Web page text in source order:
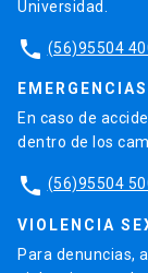
Universidad.
phone (56)95504
En caso de
dentro de los
phone (56)95504
VIOLENCIA
Para denuncias,